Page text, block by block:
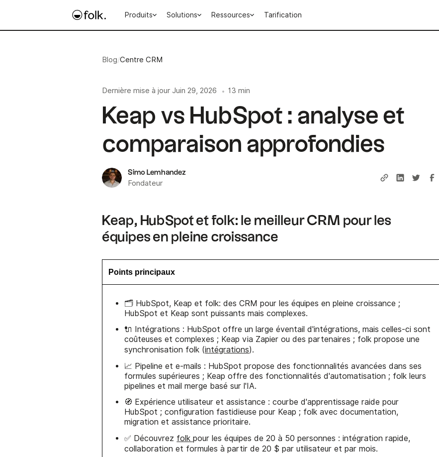
Produits Solutions Ressources Tarification
Blog/Centre CRM
Dernière mise à jour Juin 29, 2026 • 13 min
Keap vs HubSpot : analyse et
comparaison approfondies
Simo Lemhandez
Fondateur
Keap, HubSpot et folk: le meilleur CRM pour les
équipes en pleine croissance
Points principaux
🗂️ HubSpot, Keap et folk: des CRM pour les équipes en pleine croissance ;
HubSpot et Keap sont puissants mais complexes.
🔌 Intégrations : HubSpot offre un large éventail d'intégrations, mais celles-ci sont
coûteuses et complexes ; Keap via Zapier ou des partenaires ; folk propose une
synchronisation folk (intégrations).
📈 Pipeline et e-mails : HubSpot propose des fonctionnalités avancées dans ses
formules supérieures ; Keap offre des fonctionnalités d'automatisation ; folk leurs
pipelines et mail merge basé sur l'IA.
🧭 Expérience utilisateur et assistance : courbe d'apprentissage raide pour
HubSpot ; configuration fastidieuse pour Keap ; folk avec documentation,
migration et assistance prioritaire.
✅ Découvrez folkpour les équipes de 20 à 50 personnes : intégration rapide,
collaboration et formules à partir de 20 $ par utilisateur et par mois.